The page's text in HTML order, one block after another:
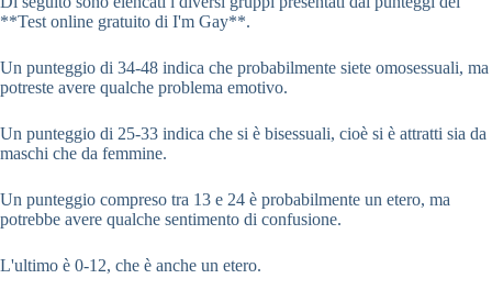
**Test online gratuito di I'm Gay**.
Un punteggio di 34-48 indica che probabilmente siete omosessuali, ma
potreste avere qualche problema emotivo.
Un punteggio di 25-33 indica che si è bisessuali, cioè si è attratti sia da
maschi che da femmine.
Un punteggio compreso tra 13 e 24 è probabilmente un etero, ma
potrebbe avere qualche sentimento di confusione.
L'ultimo è 0-12, che è anche un etero.